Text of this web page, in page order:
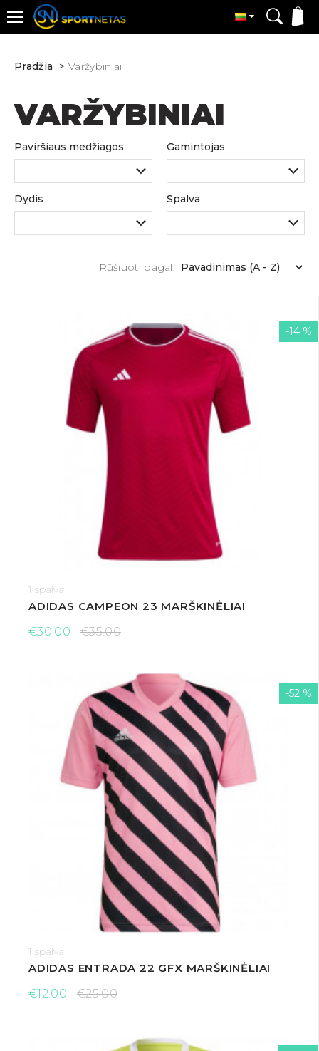
Pradžia Varžybiniai
VARŽYBINIAI
Paviršiaus medžiagos Gamintojas
Dydis Spalva
Rūšiuoti pagal:
1 spalva
ADIDAS CAMPEON 23 MARŠKINĖLIAI
€30.00
€35.00
-14 %
1 spalva
ADIDAS ENTRADA 22 GFX MARŠKINĖLIAI
€12.00
€25.00
-52 %